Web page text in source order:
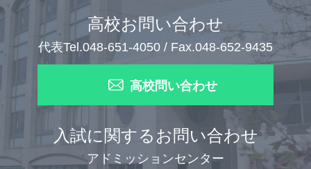
高校お問い合わせ
代表Tel.048-651-4050 / Fax.048-652-9435
高校問い合わせ
入試に関するお問い合わせ
アドミッションセンター